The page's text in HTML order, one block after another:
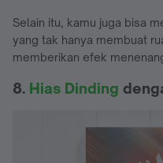
Selain itu, kamu juga bisa
yang tak hanya membuat
memberikan efek
8. Hias Dinding